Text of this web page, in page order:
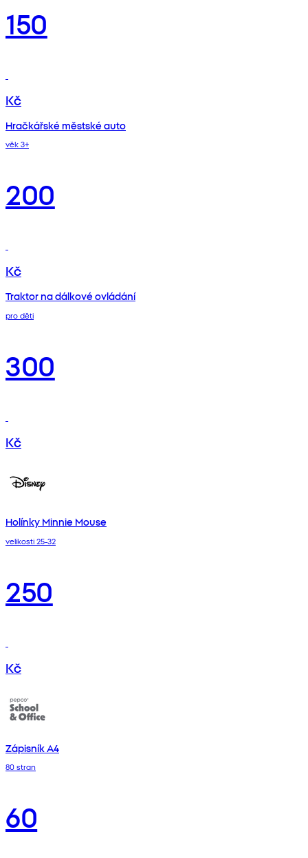
150
Kč
Hračkářské městské auto
věk 3+
200
Kč
Traktor na dálkové ovládání
pro děti
300
Kč
Holínky Minnie Mouse
velikosti 25-32
250
Kč
Zápisník A4
80 stran
60